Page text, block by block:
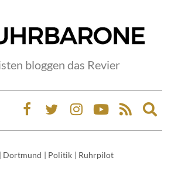
bloggen das Revier
| Dortmund | Politik | Ruhrpilot